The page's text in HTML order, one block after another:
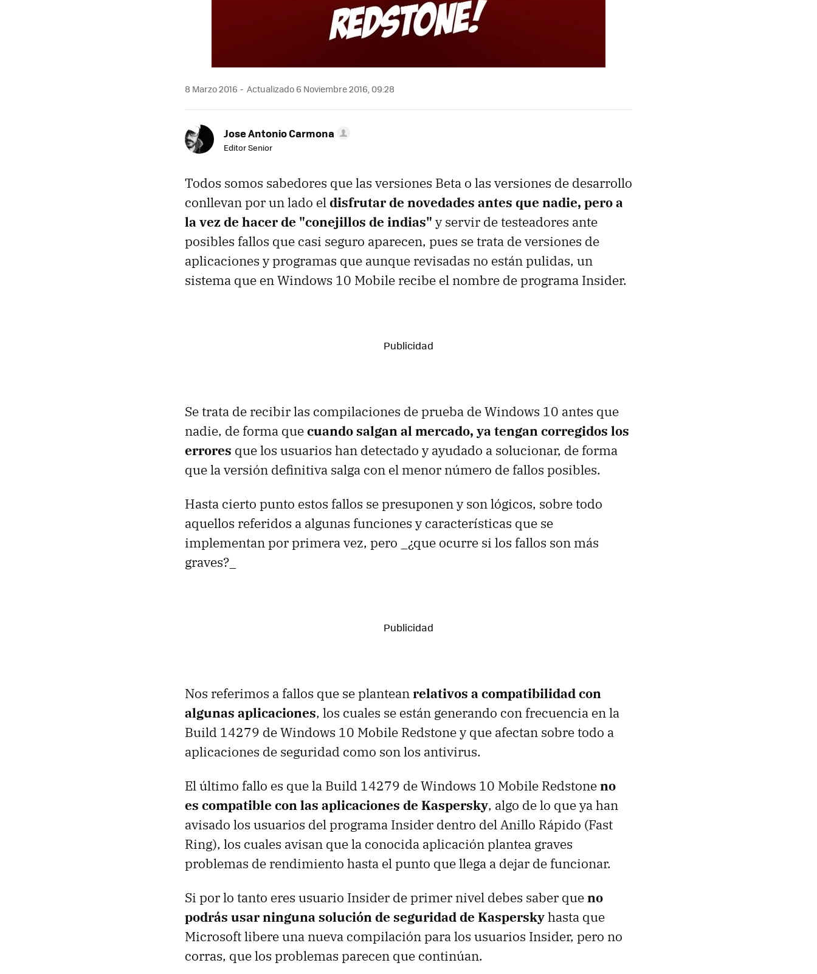
8 Marzo 2016 Actualizado 6 Noviembre 2016, 09:28
Jose Antonio Carmona
Editor Senior
Todos somos sabedores que las versiones Beta o las versiones de desarrollo
conllevan por un lado eldisfrutar de novedades antes que nadie, pero a
la vez de hacer de "conejillos de indias" y servir de testeadores ante
posibles fallos que casi seguro aparecen, pues se trata de versiones de
aplicaciones y programas que aunque revisadas no están pulidas, un
sistema que en Windows 10 Mobile recibe el nombre de programa Insider.
Se trata de recibir las compilaciones de prueba de Windows 10 antes que
nadie, de forma quecuando salgan al mercado, ya tengan corregidos los
errores que los usuarios han detectado y ayudado a solucionar, de forma
que la versión definitiva salga con el menor número de fallos posibles.
Hasta cierto punto estos fallos se presuponen y son lógicos, sobre todo
aquellos referidos a algunas funciones y características que se
implementan por primera vez, pero _¿que ocurre si los fallos son más
graves?_
Nos referimos a fallos que se planteanrelativos a compatibilidad con
algunas aplicaciones, los cuales se están generando con frecuencia en la
Build 14279 de Windows 10 Mobile Redstone y que afectan sobre todo a
aplicaciones de seguridad como son los antivirus.
El último fallo es que la Build 14279 de Windows 10 Mobile Redstoneno
es compatible con las aplicaciones de Kaspersky, algo de lo que ya han
avisado los usuarios del programa Insider dentro del Anillo Rápido (Fast
Ring), los cuales avisan que la conocida aplicación plantea graves
problemas de rendimiento hasta el punto que llega a dejar de funcionar.
Si por lo tanto eres usuario Insider de primer nivel debes saber queno
podrás usar ninguna solución de seguridad de Kasperskyhasta que
Microsoft libere una nueva compilación para los usuarios Insider, pero no
corras, que los problemas parecen que continúan.